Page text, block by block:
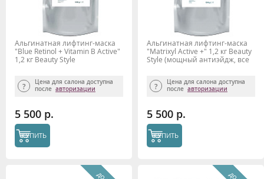
Альгинатная лифтинг-маска
"Blue Retinol + Vitamin B Active"
1,2 кг Beauty Stylе
Цена для салона доступна
после авторизации
5 500 р.
КУПИТЬ
Альгинатная лифтинг-маска
"Matrixyl Active +" 1,2 кг Beauty
Stylе (мощный антиэйдж, все
Цена для салона доступна
после авторизации
5 500 р.
КУПИТЬ
до до